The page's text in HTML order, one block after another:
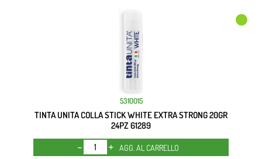
5310015
TINTA UNITA COLLA STICK WHITE EXTRA STRONG 20GR
24PZ 61289
Quantità
AGG. AL CARRELLO